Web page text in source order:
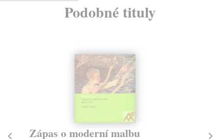
Podobné tituly
Zápas o moderní malbu